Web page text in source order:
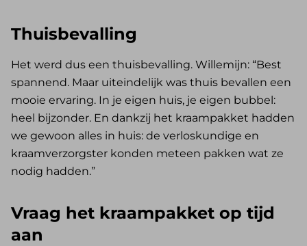
Thuisbevalling
Het werd dus een thuisbevalling. Willemijn: “Best
spannend. Maar uiteindelijk was thuis bevallen een
mooie ervaring. In je eigen huis, je eigen bubbel:
heel bijzonder. En dankzij het kraampakket hadden
we gewoon alles in huis: de verloskundige en
kraamverzorgster konden meteen pakken wat ze
nodig hadden.”
Vraag het kraampakket op tijd
aan